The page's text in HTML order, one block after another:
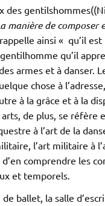
des
manière de composer
ainsi « qu’il est
qu’il
armes et à danser.
chose à
à la grâce et à la
arts, de plus, se réfère
à l’art de la
l’art militaire à
comprendre les
et temporels.
de ballet, la salle